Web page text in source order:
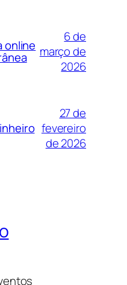
online
6 de
março de
2026
27 de
fevereiro
de 2026